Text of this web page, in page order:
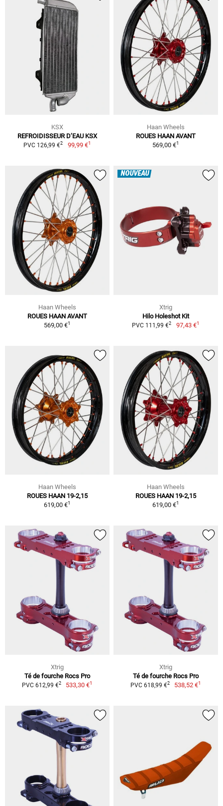
KSX
REFROIDISSEUR D’EAU KSX
PVC 126,99 €2 99,99 €1
Haan Wheels
ROUES HAAN AVANT
569,00 €1
Haan Wheels
ROUES HAAN AVANT
569,00 €1
NOUVEAU
Xtrig
Hilo Holeshot Kit
PVC 111,99 €2 97,43 €1
Haan Wheels
ROUES HAAN 19-2,15
619,00 €1
Haan Wheels
ROUES HAAN 19-2,15
619,00 €1
Xtrig
Té de fourche Rocs Pro
PVC 612,99 €2 533,30 €1
Xtrig
Té de fourche Rocs Pro
PVC 618,99 €2 538,52 €1